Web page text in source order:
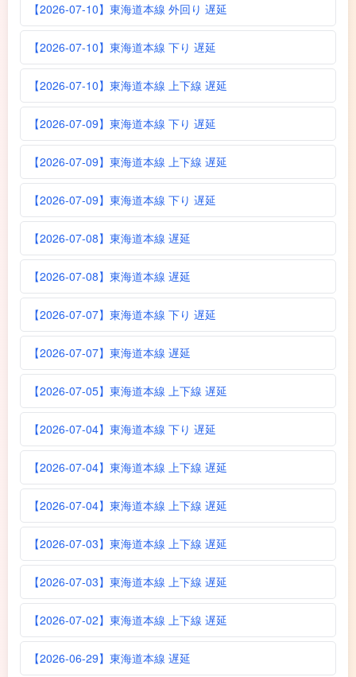
【2026-07-10】東海道本線 外回り 遅延
【2026-07-10】東海道本線 下り 遅延
【2026-07-10】東海道本線 上下線 遅延
【2026-07-09】東海道本線 下り 遅延
【2026-07-09】東海道本線 上下線 遅延
【2026-07-09】東海道本線 下り 遅延
【2026-07-08】東海道本線 遅延
【2026-07-08】東海道本線 遅延
【2026-07-07】東海道本線 下り 遅延
【2026-07-07】東海道本線 遅延
【2026-07-05】東海道本線 上下線 遅延
【2026-07-04】東海道本線 下り 遅延
【2026-07-04】東海道本線 上下線 遅延
【2026-07-04】東海道本線 上下線 遅延
【2026-07-03】東海道本線 上下線 遅延
【2026-07-03】東海道本線 上下線 遅延
【2026-07-02】東海道本線 上下線 遅延
【2026-06-29】東海道本線 遅延